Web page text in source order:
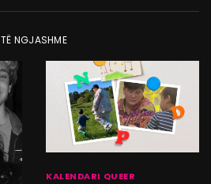
TË NGJASHME
KALENDARI QUEER